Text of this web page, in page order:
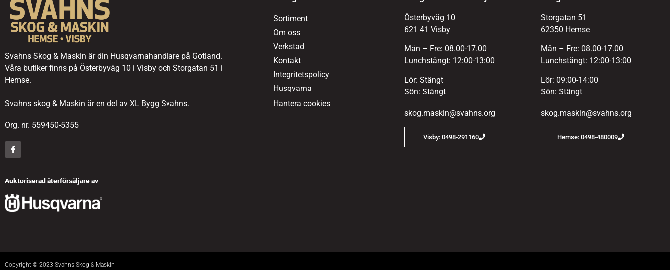
Svahns Skog & Maskin är din Husqvarnahandlare på Gotland.
Våra butiker finns på Österbyväg 10 i Visby och Storgatan 51 i
Hemse.
Svahns skog & Maskin är en del av XL Bygg Svahns.
Org. nr. 559450-5355
Auktoriserad återförsäljare av
Sortiment
Om oss
Verkstad
Kontakt
Integritetspolicy
Husqvarna
Hantera cookies
Österbyväg 10
621 41 Visby
Mån – Fre: 08.00-17.00
Lunchstängt: 12:00-13:00
Lör: Stängt
Sön: Stängt
skog.maskin@svahns.org
Visby: 0498-291160
Storgatan 51
62350 Hemse
Mån – Fre: 08.00-17.00
Lunchstängt: 12:00-13:00
Lör: 09:00-14:00
Sön: Stängt
skog.maskin@svahns.org
Hemse: 0498-480009
Copyright © 2023 Svahns Skog & Maskin